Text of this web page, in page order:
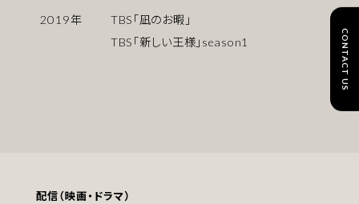
2019年
TBS｢凪のお暇｣
TBS「新しい王様」season1
配信（映画・ドラマ）
CONTACT US